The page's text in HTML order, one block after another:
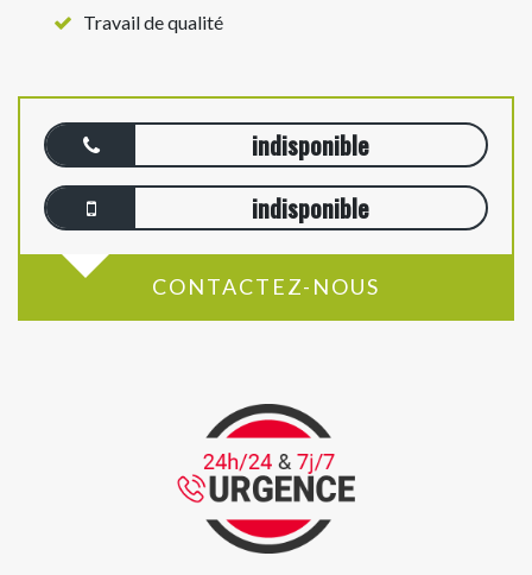
Travail de qualité
indisponible
indisponible
CONTACTEZ-NOUS